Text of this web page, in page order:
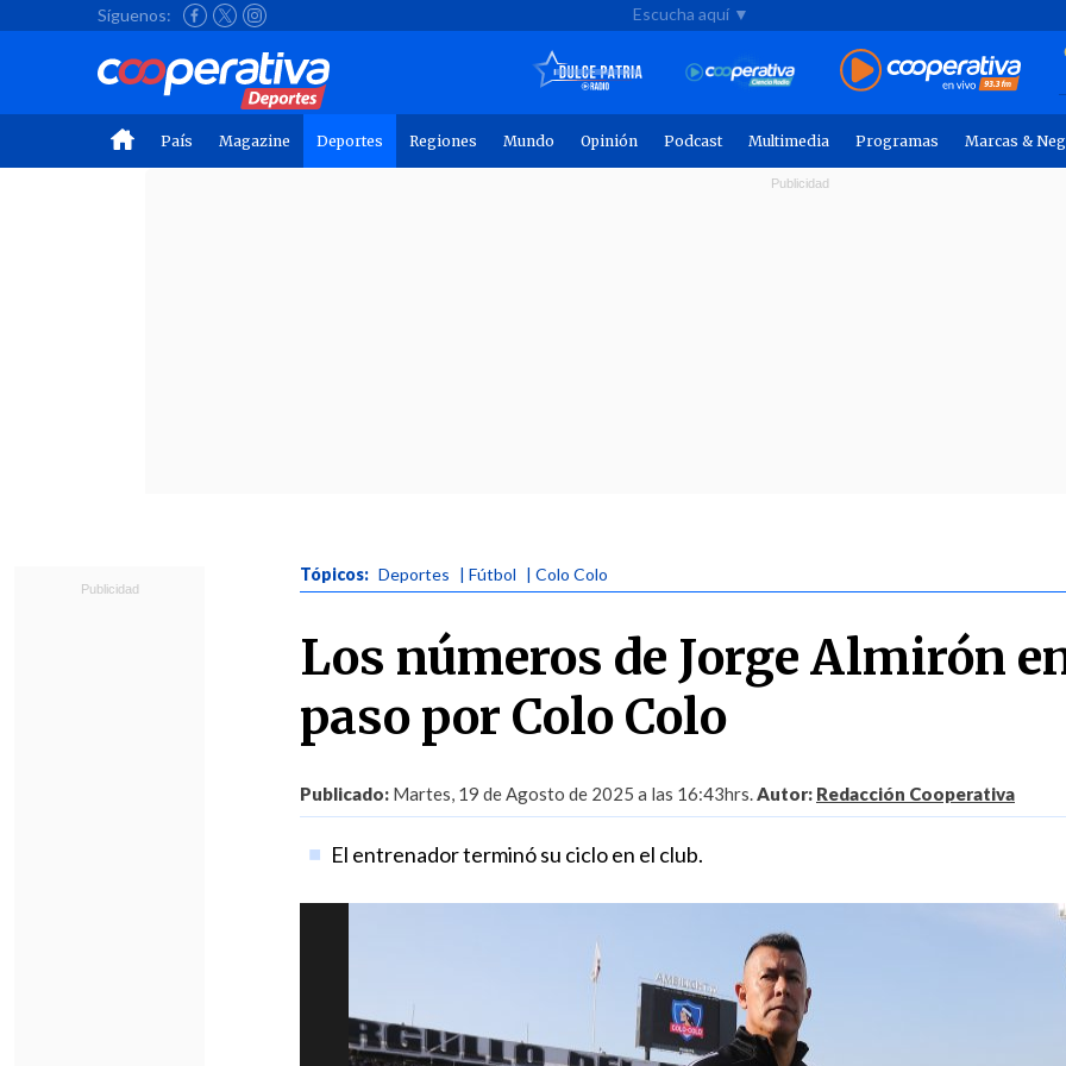
Síguenos: Escucha aquí ▼
País Magazine Deportes Regiones Mundo Opinión Podcast Multimedia Programas Marcas &
Tópicos: Deportes | Fútbol | Colo Colo
Los números de Jorge Almirón
paso por Colo Colo
Publicado: Martes, 19 de Agosto de 2025 a las 16:43hrs.Autor: Redacción Cooperativa
El entrenador terminó su ciclo en el club.